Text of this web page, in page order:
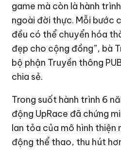
game mà còn là hành
ngoài đời thực. Mỗi bước
đều có thể chuyển hóa
đẹp cho cộng đồng”, bà
bộ phận Truyền thông
chia sẻ.
Trong suốt hành trình 6
động UpRace đã chứng
lan tỏa của mô hình thiện
động thể thao, thu hút